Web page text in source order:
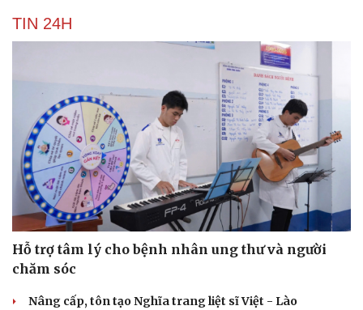
TIN 24H
Hỗ trợ tâm lý cho bệnh nhân ung thư và người
chăm sóc
Nâng cấp, tôn tạo Nghĩa trang liệt sĩ Việt - Lào